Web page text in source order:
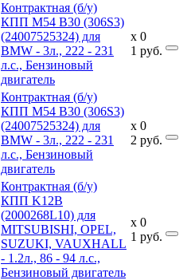
Контрактная (б/у)
КПП M54 B30 (306S3)
(24007525324) для
BMW - 3л., 222 - 231
л.с., Бензиновый
двигатель
x
1
0
руб.
Контрактная (б/у)
КПП M54 B30 (306S3)
(24007525324) для
BMW - 3л., 222 - 231
л.с., Бензиновый
двигатель
x
2
0
руб.
Контрактная (б/у)
КПП K12B
(2000268L10) для
MITSUBISHI, OPEL,
SUZUKI, VAUXHALL
- 1.2л., 86 - 94 л.с.,
Бензиновый двигатель
x
1
0
руб.